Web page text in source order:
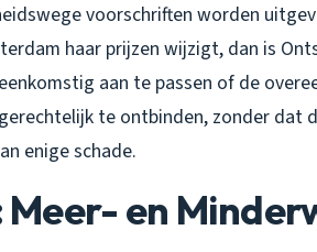
voorschriften worden
haar prijzen wijzigt, dan is
aan te passen of de
te ontbinden, zonder dat
enige schade.
en